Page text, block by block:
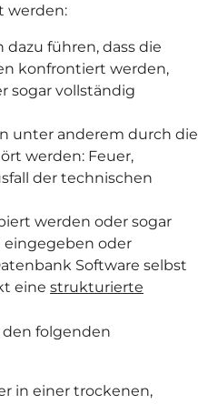
werden:
führen, dass die
konfrontiert werden,
sogar vollständig
unter anderem durch die
werden: Feuer,
der technischen
werden oder sogar
eingegeben oder
Software selbst
eine strukturierte
folgenden
in einer trockenen,